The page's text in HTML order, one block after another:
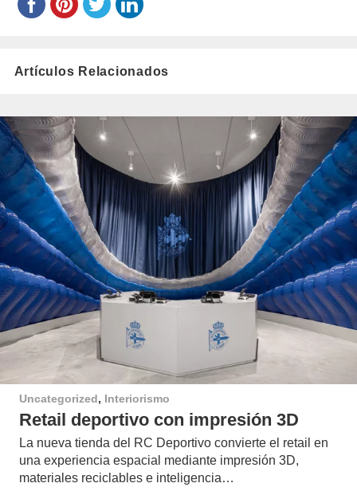
Artículos Relacionados
Uncategorized, Interiorismo
Retail deportivo con impresión 3D
La nueva tienda del RC Deportivo convierte el retail en
una experiencia espacial mediante impresión 3D,
materiales reciclables e inteligencia…